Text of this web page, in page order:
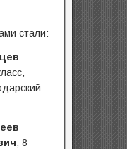
стали:
, 8